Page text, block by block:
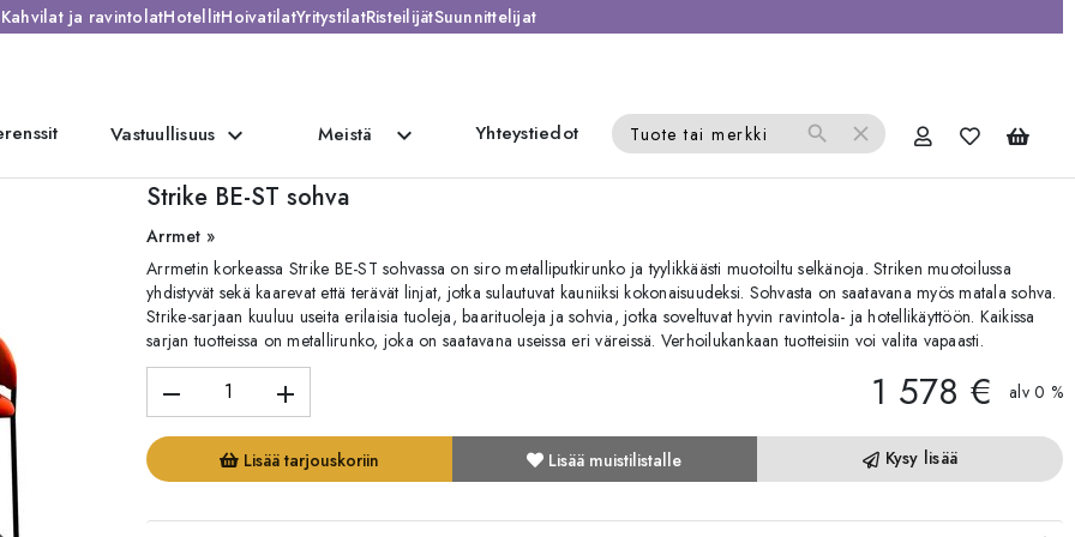
Kahvilat ja ravintolatHotellitHoivatilatYritystilatRisteilijätSuunnittelijat
Vastuullisuus expand_more Meistä expand_more Yhteystiedot Tuote tai merkki search close
Strike BE-ST sohva
Arrmet »
Arrmetin korkeassa Strike BE-ST sohvassa on siro metalliputkirunko ja tyylikkäästi muotoiltu selkänoja. Striken muotoilussa
yhdistyvät sekä kaarevat että terävät linjat, jotka sulautuvat kauniiksi kokonaisuudeksi. Sohvasta on saatavana myös matala sohva.
Strike-sarjaan kuuluu useita erilaisia tuoleja, baarituoleja ja sohvia, jotka soveltuvat hyvin ravintola- ja hotellikäyttöön. Kaikissa
sarjan tuotteissa on metallirunko, joka on saatavana useissa eri väreissä. Verhoilukankaan tuotteisiin voi valita vapaasti.
remove add 1 578 € alv 0 %
Lisää tarjouskoriin Lisää muistilistalle Kysy lisää